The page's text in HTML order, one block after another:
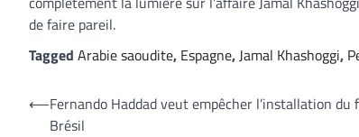
de faire pareil.
Tagged Arabie saoudite, Espagne, Jamal Khashoggi,
Navigation
⟵Fernando Haddad veut empêcher l’installation du
Brésil